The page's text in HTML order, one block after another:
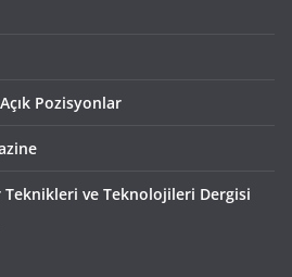
Pozisyonlar
ve Teknolojileri Dergisi